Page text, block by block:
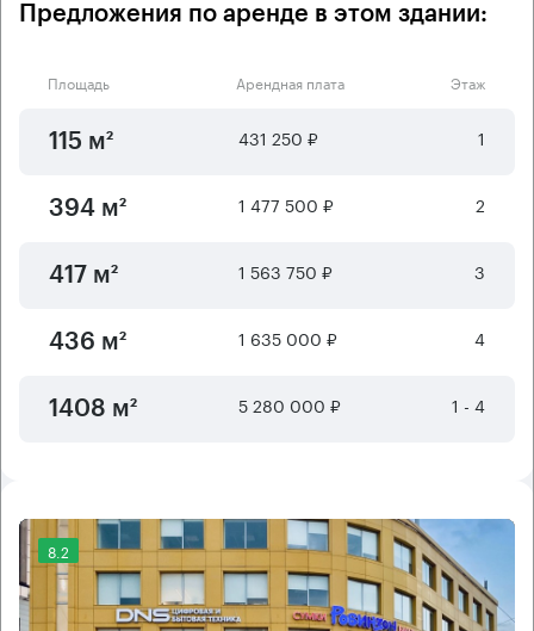
Предложения по аренде в этом здании:
Площадь Арендная плата Этаж
115 м² 431 250 ₽ 1
394 м² 1 477 500 ₽ 2
417 м² 1 563 750 ₽ 3
436 м² 1 635 000 ₽ 4
1408 м² 5 280 000 ₽ 1 - 4
8.2